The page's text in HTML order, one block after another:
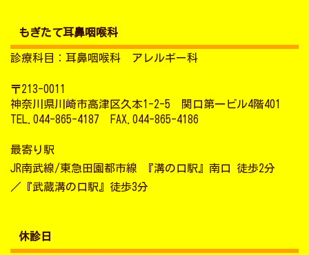
もぎたて耳鼻咽喉科
診療科目：耳鼻咽喉科 アレルギー科
〒213-0011
神奈川県川崎市高津区久本1-2-5 関口第一ビル4階401
TEL.044-865-4187 FAX.044-865-4186
最寄り駅
JR南武線/東急田園都市線 『溝の口駅』南口 徒歩2分
／『武蔵溝の口駅』徒歩3分
休診日